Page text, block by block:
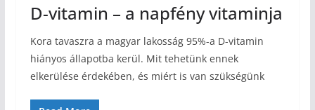
D-vitamin – a napfény vitaminja
Kora tavaszra a magyar lakosság 95%-a D-vitamin
hiányos állapotba kerül. Mit tehetünk ennek
elkerülése érdekében, és miért is van szükségünk